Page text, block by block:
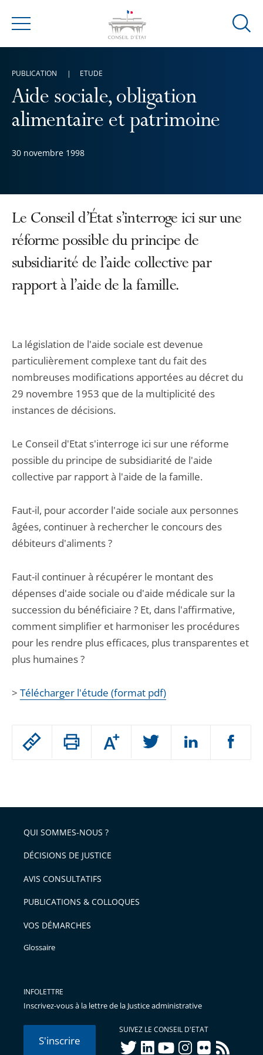
Menu
Ouvrir
Aide sociale, obligation
alimentaire et patrimoine
30 novembre 1998
PUBLICATION ETUDE
Passer
arriver
après
Augmenter
ou
l'article
pour
avant
Le Conseil d’État s’interroge ici sur une
réforme possible du principe de
subsidiarité de l’aide collective par
rapport à l’aide de la famille.
La législation de l'aide sociale est devenue
particulièrement complexe tant du fait des
nombreuses modifications apportées au décret du
29 novembre 1953 que de la multiplicité des
instances de décisions.
Le Conseil d'Etat s'interroge ici sur une réforme
possible du principe de subsidiarité de l'aide
collective par rapport à l'aide de la famille.
Faut-il, pour accorder l'aide sociale aux personnes
âgées, continuer à rechercher le concours des
débiteurs d'aliments ?
Faut-il continuer à récupérer le montant des
dépenses d'aide sociale ou d'aide médicale sur la
succession du bénéficiaire ? Et, dans l'affirmative,
comment simplifier et harmoniser les procédures
pour les rendre plus efficaces, plus transparentes et
plus humaines ?
> Télécharger l'étude (format pdf)
QUI SOMMES-NOUS ?
DÉCISIONS DE JUSTICE
AVIS CONSULTATIFS
PUBLICATIONS & COLLOQUES
VOS DÉMARCHES
Glossaire
INFOLETTRE
Inscrivez-vous à la lettre de la Justice administrative
S'inscrire
SUIVEZ LE CONSEIL D'ETAT
twitterlinkedInyoutubeinstagram
flickr rss